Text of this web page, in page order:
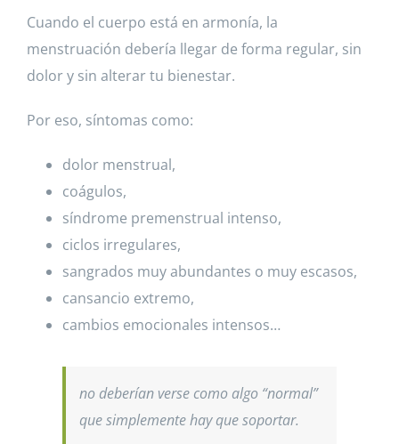
Cuando el cuerpo está en armonía, la
menstruación debería llegar de forma regular, sin
dolor y sin alterar tu bienestar.
Por eso, síntomas como:
dolor menstrual,
coágulos,
síndrome premenstrual intenso,
ciclos irregulares,
sangrados muy abundantes o muy escasos,
cansancio extremo,
cambios emocionales intensos…
no deberían verse como algo “normal”
que simplemente hay que soportar.